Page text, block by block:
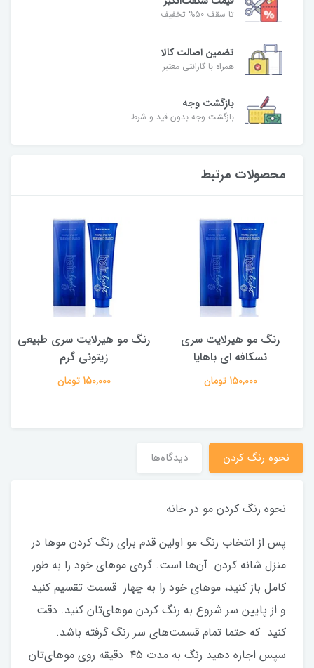
تا سقف 50% تخفیف
تضمین اصالت کالا
همراه با گارانتی معتبر
بازگشت وجه
بازگشت وجه بدون قید و شرط
محصولات مرتبط
رنگ مو هیرلایت سری
نسکافه ای باهایا
150,000 تومان
رنگ مو هیرلایت سری طبیعی
زیتونی گرم
150,000 تومان
نحوه رنگ کردن دیدگاه‌ها
نحوه رنگ کردن مو در خانه
پس از انتخاب رنگ مو اولین قدم برای رنگ کردن مو‌ها در
منزل شانه کردن آن‌ها است. گره‌ی موهای خود را به طور
کامل باز کنید، موهای خود را به چهار قسمت تقسیم کنید
و از پایین سر شروع به رنگ کردن موهای‌تان کنید. دقت
کنید که حتما تمام قسمت‌های سر رنگ گرفته باشد.
سپس اجازه دهید رنگ به مدت ۴۵ دقیقه روی موهای‌تان